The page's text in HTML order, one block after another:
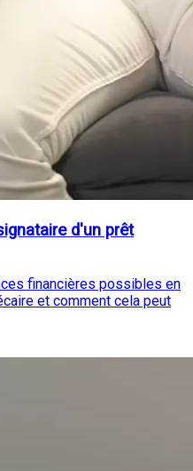
d'un prêt
financières possibles en
et comment cela peut